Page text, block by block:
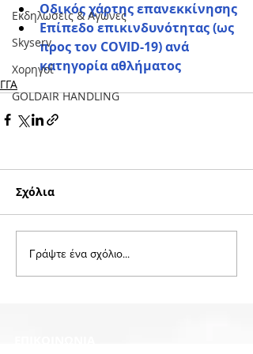
Εκδηλώσεις & Aγώνες
Skyserv
Χορηγοί
GOLDAIR HANDLING
Οδικός χάρτης επανεκκίνησης
Επίπεδο επικινδυνότητας (ως
προς τον COVID-19) ανά
κατηγορία αθλήματος
ΓΓΑ
Σχόλια
Γράψτε ένα σχόλιο...